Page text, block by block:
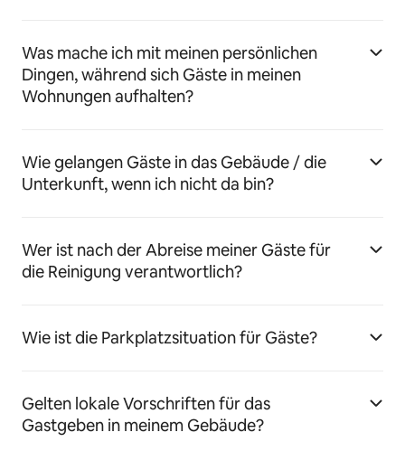
Was mache ich mit meinen persönlichen
Dingen, während sich Gäste in meinen
Wohnungen aufhalten?
Wie gelangen Gäste in das Gebäude / die
Unterkunft, wenn ich nicht da bin?
Wer ist nach der Abreise meiner Gäste für
die Reinigung verantwortlich?
Wie ist die Parkplatzsituation für Gäste?
Gelten lokale Vorschriften für das
Gastgeben in meinem Gebäude?